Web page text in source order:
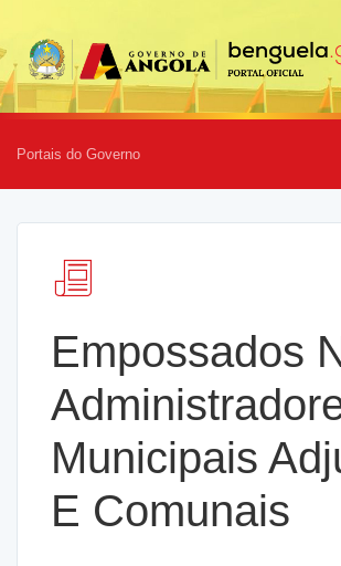
Portais do Governo
Empossados
Municipais
E Comunais